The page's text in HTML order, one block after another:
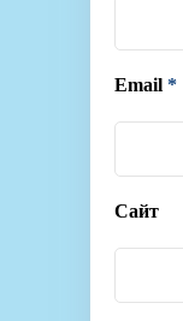
Email *
Сайт